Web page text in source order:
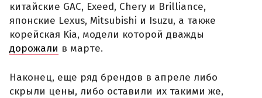
китайские GAC, Exeed, Chery и Brilliance,
японские Lexus, Mitsubishi и Isuzu, а также
корейская Kia, модели которой дважды
дорожали в марте.
Наконец, еще ряд брендов в апреле либо
скрыли цены, либо оставили их такими же,